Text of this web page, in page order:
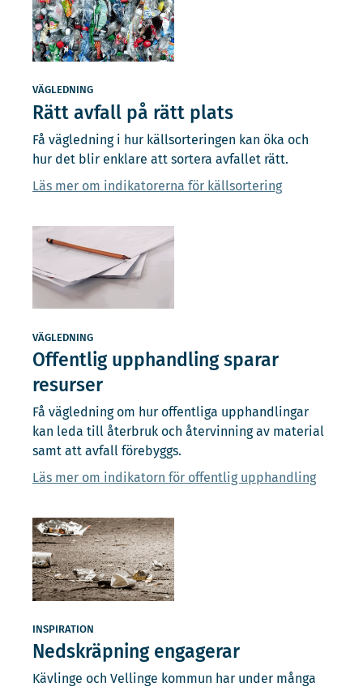
VÄGLEDNING
Rätt avfall på rätt plats
Få vägledning i hur källsorteringen kan öka och
hur det blir enklare att sortera avfallet rätt.
Läs mer om indikatorerna för källsortering
VÄGLEDNING
Offentlig upphandling sparar
resurser
Få vägledning om hur offentliga upphandlingar
kan leda till återbruk och återvinning av material
samt att avfall förebyggs.
Läs mer om indikatorn för offentlig upphandling
INSPIRATION
Nedskräpning engagerar
Kävlinge och Vellinge kommun har under många